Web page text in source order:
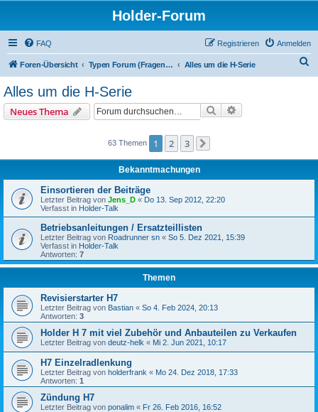
Holder-Forum
FAQ Anmelden
Registrieren
Foren-Übersicht Typen Forum (Fragen bitte hier posten) Alles um die H-Serie
Alles um die H-Serie
Neues Thema Suche
63 Themen 1 2 3
Bekanntmachungen
Einsortieren der Beiträge
Letzter Beitrag von Jens_D « Do 13. Sep 2012, 22:20
Verfasst in Holder-Talk
Betriebsanleitungen / Ersatzteillisten
Letzter Beitrag von Roadrunner sn « So 5. Dez 2021, 15:39
Verfasst in Holder-Talk
Antworten: 7
Themen
Revisierstarter H7
Letzter Beitrag von Bastian « So 4. Feb 2024, 20:13
Antworten: 3
Holder H 7 mit viel Zubehör und Anbauteilen zu Verkaufen
Letzter Beitrag von deutz-helk « Mi 2. Jun 2021, 10:17
H7 Einzelradlenkung
Letzter Beitrag von holderfrank « Mo 24. Dez 2018, 17:33
Antworten: 1
Zündung H7
Letzter Beitrag von ponalim « Fr 26. Feb 2016, 16:52